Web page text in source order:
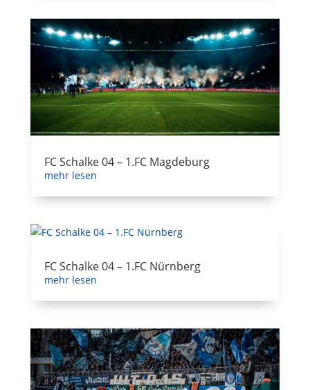
FC Schalke 04 – 1.FC Magdeburg
mehr lesen
FC Schalke 04 – 1.FC Nürnberg
mehr lesen